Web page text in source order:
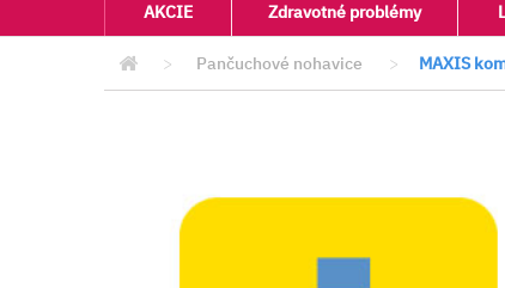
AKCIE Zdravotné problémy
> Pančuchové nohavice > MAXIS